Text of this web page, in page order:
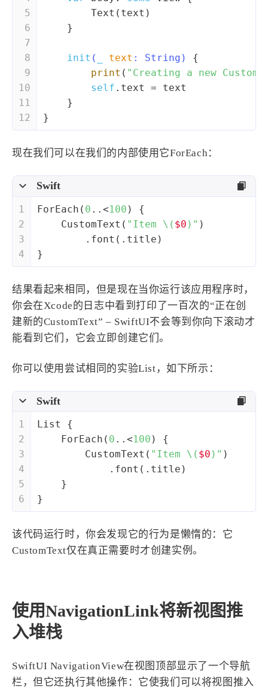
5
6
7
8
9
10
11
12
Text (text)
    }
init ( text : String )
{
print ( "Creating a new
self .text = text
    }
}
现在我们可以在我们的内部使用它ForEach：
Swift
1
2
3
4
ForEach ( 0 ..<100 ) {
CustomText ( "Item \( $0 ) " )
        .font(.title)
}
结果看起来相同，但是现在当你运行该应用程序时，
你会在Xcode的日志中看到打印了一百次的“正在创
建新的CustomText” – SwiftUI不会等到你向下滚动才
能看到它们，它会立即创建它们。
你可以使用尝试相同的实验List，如下所示：
Swift
1
2
3
4
5
6
List
{
ForEach ( 0 ..<100 ) {
CustomText ( "Item \( $0 ) " )
            .font(.title)
    }
}
该代码运行时，你会发现它的行为是懒惰的：它
CustomText仅在真正需要时才创建实例。
使用NavigationLink将新视图推
入堆栈
SwiftUI NavigationView在视图顶部显示了一个导航
栏，但它还执行其他操作：它使我们可以将视图推入